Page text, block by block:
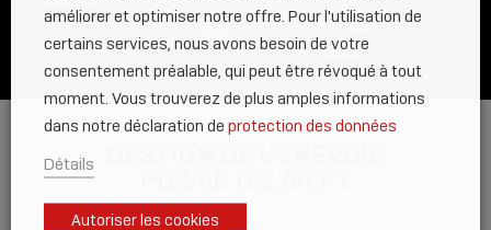
améliorer et optimiser notre offre. Pour l'utilisation de
certains services, nous avons besoin de votre
consentement préalable, qui peut être révoqué à tout
moment. Vous trouverez de plus amples informations
dans notre déclaration de protection des données
Détails
Autoriser les cookies